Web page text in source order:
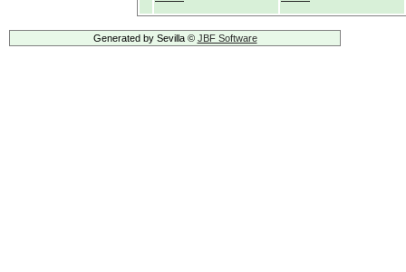
Generated by Sevilla © JBF Software